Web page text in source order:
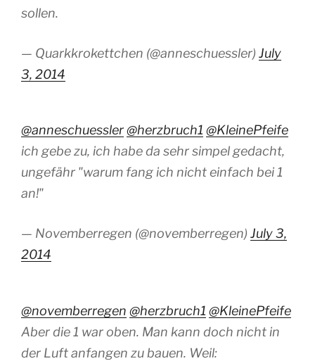
sollen.
— Quarkkrokettchen (@anneschuessler) July
3, 2014
@anneschuessler@herzbruch1 @KleinePfeife
ich gebe zu, ich habe da sehr simpel gedacht,
ungefähr "warum fang ich nicht einfach bei 1
an!"
— Novemberregen (@novemberregen) July 3,
2014
@novemberregen @herzbruch1 @KleinePfeife
Aber die 1 war oben. Man kann doch nicht in
der Luft anfangen zu bauen. Weil: